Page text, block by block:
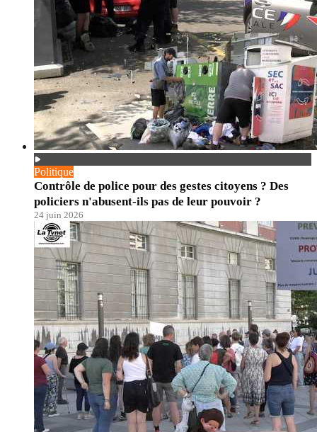
Politique
Contrôle de police pour des gestes citoyens ? Des
policiers n'abusent-ils pas de leur pouvoir ?
24 juin 2026